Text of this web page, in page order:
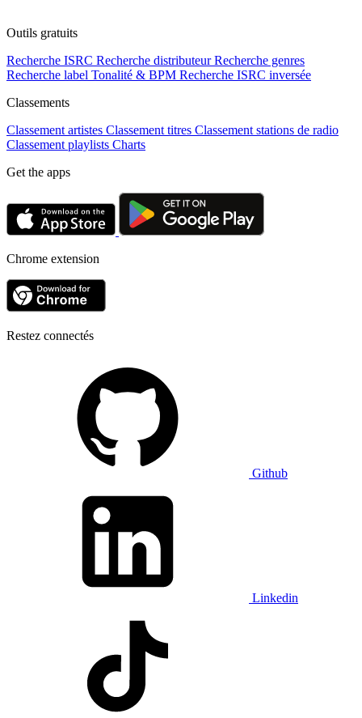
Outils gratuits
Recherche ISRC Recherche distributeur Recherche genres
Recherche label Tonalité & BPM Recherche ISRC inversée
Classements
Classement artistes Classement titres Classement stations de radio
Classement playlists Charts
Get the apps
Chrome extension
Restez connectés
Github
Linkedin